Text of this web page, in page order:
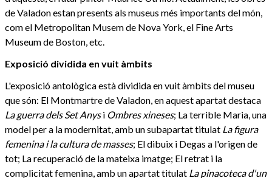
de Valadon estan presents als museus més importants del món,
com el Metropolitan Musem de Nova York, el Fine Arts
Museum de Boston, etc.
Exposició dividida en vuit àmbits
L'exposició antològica està dividida en vuit àmbits del museu
que són: El Montmartre de Valadon, en aquest apartat destaca
La guerra dels Set Anysi Ombres xineses; La terrible Maria, una
model per a la modernitat, amb un subapartat titulat La figura
femenina i la cultura de masses; El dibuix i Degas a l'origen de
tot; La recuperació de la mateixa imatge; El retrat i la
complicitat femenina, amb un apartat titulat La pinacoteca d'un